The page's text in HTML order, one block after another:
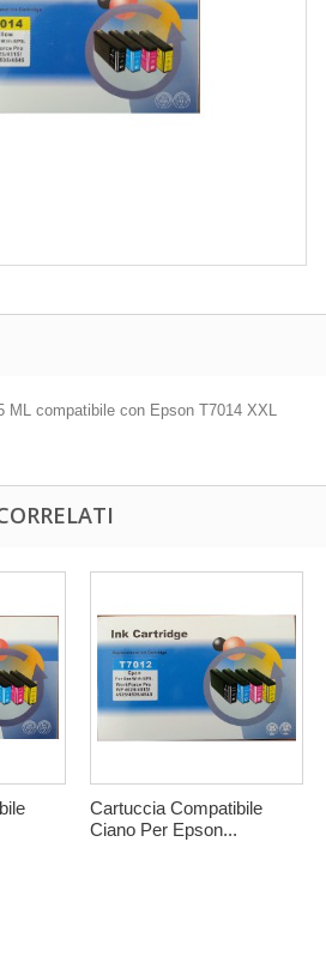
ML compatibile con Epson T7014 XXL
Cartuccia Compatibile
Ciano Per Epson...